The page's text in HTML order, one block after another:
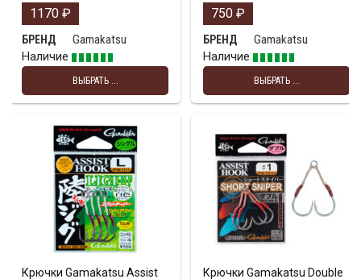
1170 ₽
БРЕНД
Gamakatsu
Наличие
ВЫБРАТЬ ...
750 ₽
БРЕНД
Gamakatsu
Наличие
ВЫБРАТЬ ...
Крючки Gamakatsu Assist Крючки Gamakatsu Double